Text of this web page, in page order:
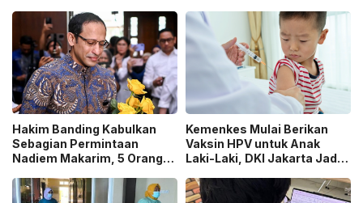
Sorotan!
Praperadilan!
Hakim Banding Kabulkan
Sebagian Permintaan
Nadiem Makarim, 5 Orang
Kasus Chromebook!
Kemenkes Mulai Berikan
Vaksin HPV untuk Anak
Laki-Laki, DKI Jakarta Jadi
BIAS 2026